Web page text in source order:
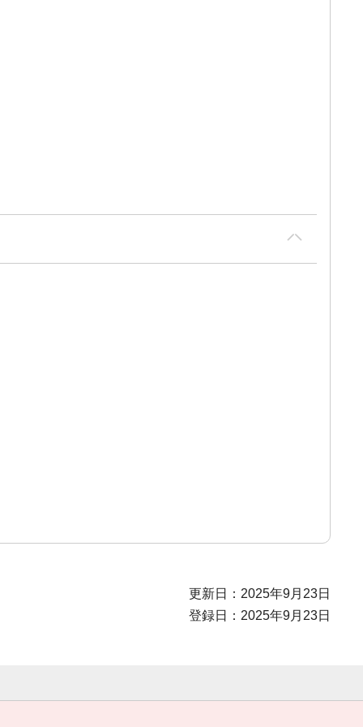
更新日：2025年9月23日
登録日：2025年9月23日